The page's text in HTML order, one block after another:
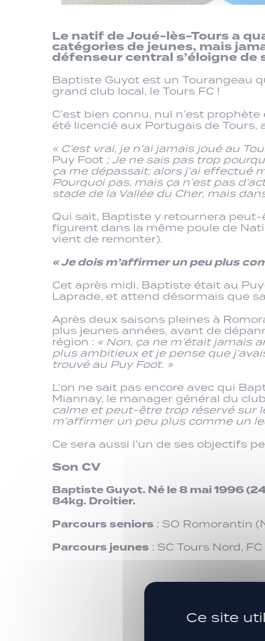
Le natif de Joué-lès-Tours a
catégories de jeunes, mais
défenseur central s’éloigne de
Baptiste Guyot est un Tourangeau
grand club local, le Tours FC !
C’est bien connu, nul n’est
été licencié aux Portugais de Tours,
« C’est vrai, je n’ai jamais joué au
Puy Foot ; Je ne sais pas trop
ça me dépassait; alors j’ai effectué
Pourquoi pas, mais ça n’est pas
stade de la Vallée du Cher, mais
Qui sait, Baptiste y retournera peut-
figurent dans la même poule de
vient de remonter).
« Je dois m’affirmer un peu plus
Cet après midi, Baptiste était au
Laprade, et attend désormais que
Après deux saisons pleines à
plus jeunes années, avant de
région : « Non, ça ne m’était jamais
plus ambitieux et je pense que
trouvé au Puy Foot. »
L’on ne sait pas encore avec qui
Miannay, le manager général du
calme et peut-être trop réservé sur
m’affirmer un peu plus comme un
Ce sera aussi l’un de ses objectifs
Son CV
Baptiste Guyot. Né le 8 mai 1996
84kg. Droitier.
Parcours seniors : SO Romorantin
Parcours jeunes : SC Tours Nord,
Ce site